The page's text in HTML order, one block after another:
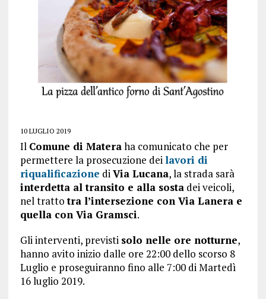
10 LUGLIO 2019
Il Comune di Materaha comunicato che per
permettere la prosecuzione deilavori di
riqualificazione diVia Lucana, la strada sarà
interdetta al transito e alla sostadei veicoli,
nel trattotra l’intersezione con Via Lanera e
quella con Via Gramsci.
Gli interventi, previsti solo nelle ore notturne,
hanno avito inizio dalle ore 22:00 dello scorso 8
Luglio e proseguiranno fino alle 7:00 di Martedì
16 luglio 2019.